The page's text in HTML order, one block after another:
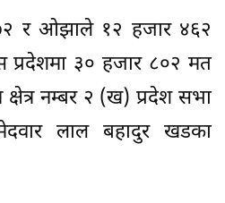
र ओझाले १२ हजार ४६२
प्रदेशमा ३० हजार ८०२ मत
क्षेत्र नम्बर २ (ख) प्रदेश सभा
लाल बहादुर खडका